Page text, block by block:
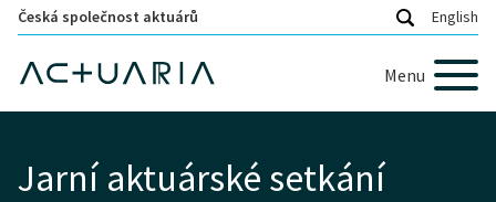
Česká společnost aktuárů English
Menu
Jarní aktuárské setkání